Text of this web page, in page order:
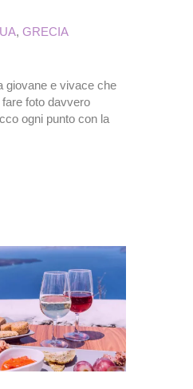
, GRECIA
giovane e vivace che
foto davvero
ogni punto con la